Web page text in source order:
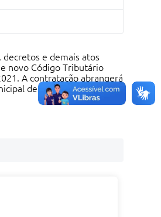
decretos e demais atos
novo Código Tributário
A contratação abrangerá
de Finanças e